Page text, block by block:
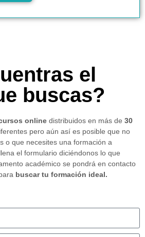
el
buscas?
online distribuidos en más de 30
pero aún así es posible que no
o que necesites una formación a
el formulario diciéndonos lo que
académico se pondrá en contacto
buscar tu formación ideal.